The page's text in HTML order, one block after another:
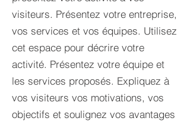
visiteurs. Présentez votre entreprise,
vos services et vos équipes. Utilisez
cet espace pour décrire votre
activité. Présentez votre équipe et
les services proposés. Expliquez à
vos visiteurs vos motivations, vos
objectifs et soulignez vos avantages